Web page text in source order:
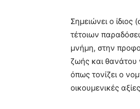
Σημειώνει ο
τέτοιων
μνήμη, στην
ζωής και θανάτου
όπως τονίζει ο
οικουμενικές